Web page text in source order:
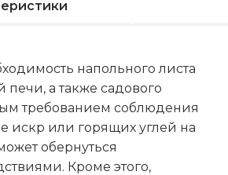
напольного листа
а также садового
требованием соблюдения
искр или горящих углей на
обернуться
Кроме этого,